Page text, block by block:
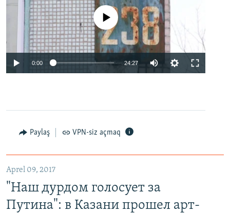
No media source currently available
0:00 24:27
Paylaş VPN-siz açmaq
Aprel 09, 2017
"Наш дурдом голосует за
Путина": в Казани прошел арт-